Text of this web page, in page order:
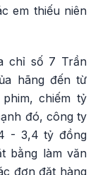
em thiếu niên
chỉ số 7 Trần
hãng đến từ
chiếm tỷ
đó, công ty
- 3,4 tỷ đồng
bằng làm văn
đơn đặt hàng